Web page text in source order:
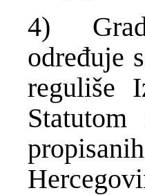
4)
određuje
reguliše